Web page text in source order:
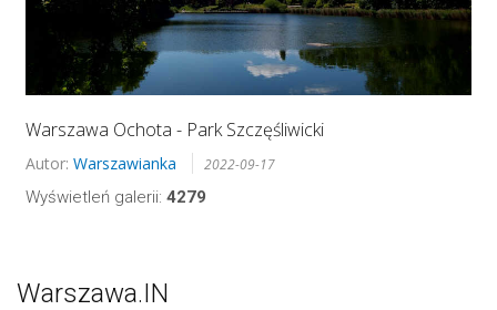
Warszawa Ochota - Park Szczęśliwicki
Autor: Warszawianka 2022-09-17
Wyświetleń galerii: 4279
Warszawa.IN